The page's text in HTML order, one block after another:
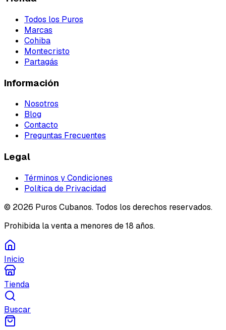
Todos los Puros
Marcas
Cohiba
Montecristo
Partagás
Información
Nosotros
Blog
Contacto
Preguntas Frecuentes
Legal
Términos y Condiciones
Política de Privacidad
© 2026 Puros Cubanos. Todos los derechos reservados.
Prohibida la venta a menores de 18 años.
Inicio
Tienda
Buscar